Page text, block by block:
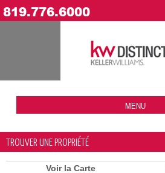
819.776.6000
MENU
TROUVER UNE PROPRIÉTÉ
Voir la Carte